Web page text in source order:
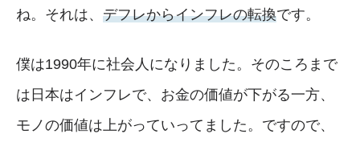
ね。それは、 デフレからインフレの転換です。
僕は1990年に社会人になりました。そのころまで
は日本はインフレで、お金の価値が下がる一方、
モノの価値は上がっていってました。ですので、